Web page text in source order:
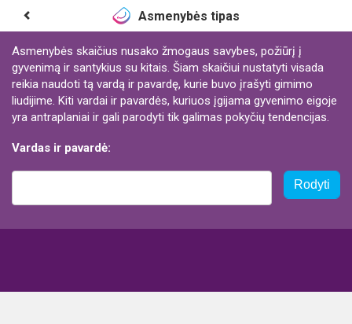
Asmenybės tipas
Asmenybės skaičius nusako žmogaus savybes, požiūrį į
gyvenimą ir santykius su kitais. Šiam skaičiui nustatyti visada
reikia naudoti tą vardą ir pavardę, kurie buvo įrašyti gimimo
liudijime. Kiti vardai ir pavardės, kuriuos įgijama gyvenimo eigoje
yra antraplaniai ir gali parodyti tik galimas pokyčių tendencijas.
Vardas ir pavardė:
Rodyti